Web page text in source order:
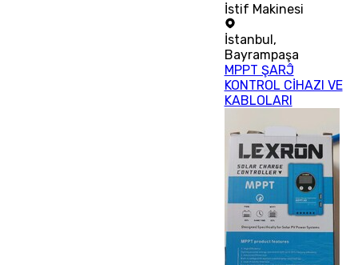
İstif Makinesi
İstanbul,
Bayrampaşa
MPPT ŞARĴ
KONTROL CİHAZI VE
KABLOLARI